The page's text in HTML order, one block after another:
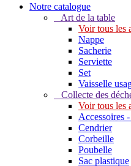
Notre catalogue
Art de la table
Voir tous les
Nappe
Sacherie
Serviette
Set
Vaisselle
Collecte des
Voir tous les
Accessoires
Cendrier
Corbeille
Poubelle
Sac plastique